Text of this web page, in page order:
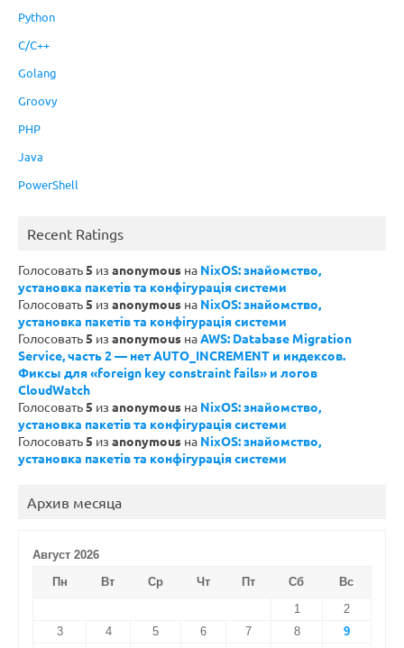
Python
C/C++
Golang
Groovy
PHP
Java
PowerShell
Recent Ratings
Голосовать5 из anonymous на NixOS: знайомство,
установка пакетів та конфігурація системи
Голосовать5 из anonymous на NixOS: знайомство,
установка пакетів та конфігурація системи
Голосовать5 из anonymous наAWS: Database Migration
Service, часть 2 — нет AUTO_INCREMENT и индексов.
Фиксы для «foreign key constraint fails» и логов
CloudWatch
Голосовать5 из anonymous на NixOS: знайомство,
установка пакетів та конфігурація системи
Голосовать5 из anonymous на NixOS: знайомство,
установка пакетів та конфігурація системи
Архив месяца
Август 2026
Пн
Вт Ср Чт Пт Сб
Вс
1
2
3
4 5 6 7 8
9